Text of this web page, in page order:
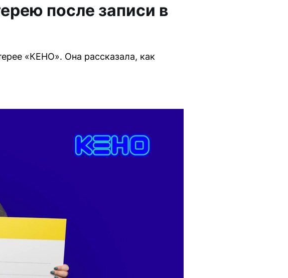
после записи в
«КЕНО». Она рассказала, как